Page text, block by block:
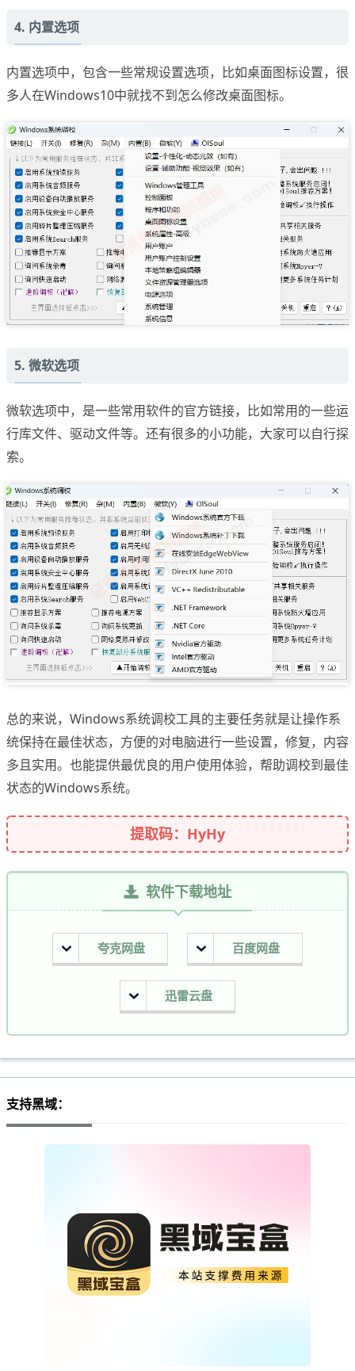
4. 内置选项
内置选项中，包含一些常规设置选项，比如桌面图标设置，很
多人在Windows10中就找不到怎么修改桌面图标。
5. 微软选项
微软选项中，是一些常用软件的官方链接，比如常用的一些运
行库文件、驱动文件等。还有很多的小功能，大家可以自行探
索。
总的来说，Windows系统调校工具的主要任务就是让操作系
统保持在最佳状态，方便的对电脑进行一些设置，修复，内容
多且实用。也能提供最优良的用户使用体验，帮助调校到最佳
状态的Windows系统。
提取码：HyHy
软件下载地址
夸克网盘 百度网盘
迅雷云盘
支持黑域：